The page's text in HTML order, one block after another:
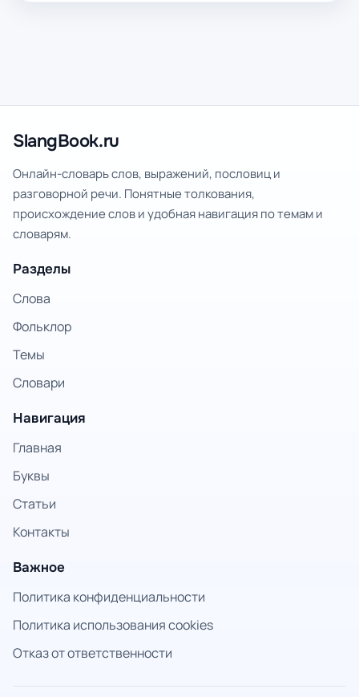
SlangBook.ru
Онлайн-словарь слов, выражений, пословиц и
разговорной речи. Понятные толкования,
происхождение слов и удобная навигация по темам и
словарям.
Разделы
Слова
Фольклор
Темы
Словари
Навигация
Главная
Буквы
Статьи
Контакты
Важное
Политика конфиденциальности
Политика использования cookies
Отказ от ответственности